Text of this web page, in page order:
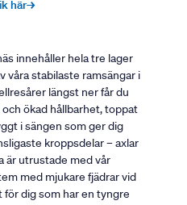
här→
innehåller hela tre lager
våra stabilaste ramsängar i
längst ner får du
ökad hållbarhet, toppat
i sängen som ger dig
kroppsdelar – axlar
är utrustade med vår
med mjukare fjädrar vid
dig som har en tyngre